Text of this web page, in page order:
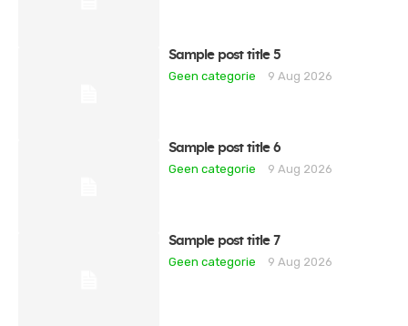
Sample post title 5
Geen categorie
9 Aug 2026
Sample post title 6
Geen categorie
9 Aug 2026
Sample post title 7
Geen categorie
9 Aug 2026